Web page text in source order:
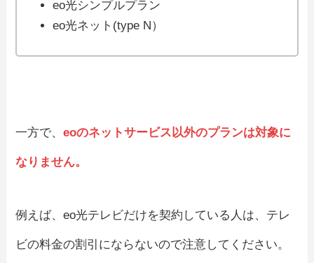
eo光シンプルプラン
eo光ネット(type N）
一方で、eoのネットサービス以外のプランは対象に
なりません。
例えば、eo光テレビだけを契約している人は、テレ
ビの料金の割引にならないので注意してください。